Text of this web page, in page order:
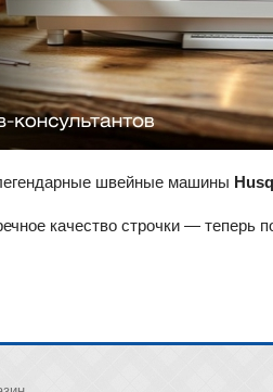
швейные машины
качество строчки — теперь